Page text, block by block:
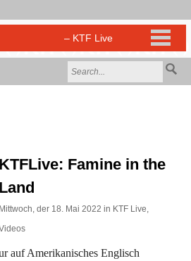
KTFLive: Famine in the
Land
Mittwoch, der 18. Mai 2022 in KTF Live,
auf Amerikanisches Englisch